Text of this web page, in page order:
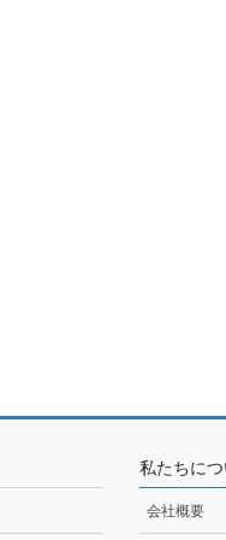
私たちに
会社概要